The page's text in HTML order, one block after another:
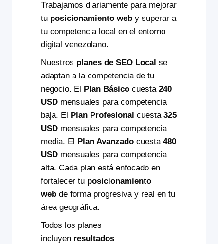
Trabajamos diariamente para mejorar
tu posicionamiento web y superar a
tu competencia local en el entorno
digital venezolano.
Nuestros planes de SEO Local se
adaptan a la competencia de tu
negocio. El Plan Básico cuesta 240
USD mensuales para competencia
baja. El Plan Profesional cuesta 325
USD mensuales para competencia
media. El Plan Avanzado cuesta 480
USD mensuales para competencia
alta. Cada plan está enfocado en
fortalecer tu posicionamiento
web de forma progresiva y real en tu
área geográfica.
Todos los planes
incluyen resultados